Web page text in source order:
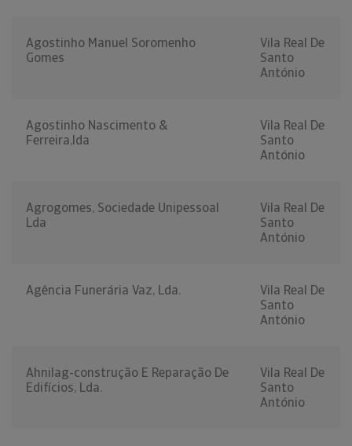
Agostinho Manuel Soromenho
Gomes
Vila Real De
Santo
António
Agostinho Nascimento &
Ferreira,lda
Vila Real De
Santo
António
Agrogomes, Sociedade Unipessoal
Lda
Vila Real De
Santo
António
Agência Funerária Vaz, Lda.
Vila Real De
Santo
António
Ahnilag-construção E Reparação De
Edifícios, Lda.
Vila Real De
Santo
António